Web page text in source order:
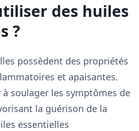
des huiles
?
possèdent des propriétés
et apaisantes.
soulager les symptômes de
la guérison de la
essentielles